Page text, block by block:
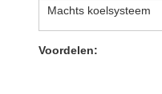
Machts koelsysteem
Voordelen: